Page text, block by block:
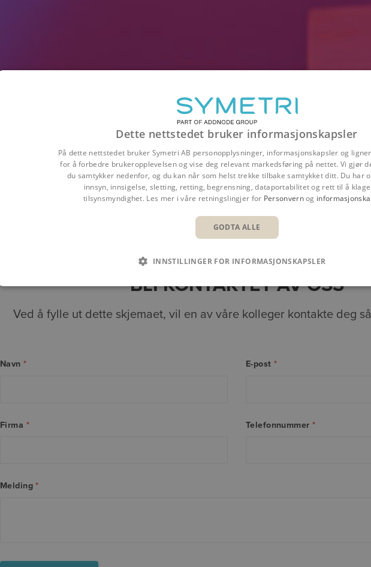
Oversikt Fordeler Funksjoner
BLI KONTAKTET AV OSS
Ved å fylle ut dette skjemaet, vil en av våre kolleger kontakte deg
Navn* E-post*
Firma * Telefonnummer*
Melding*
Dette nettstedet bruker informasjonskapsler
På dette nettstedet bruker Symetri AB personopplysninger, informasjonskapsler og
for å forbedre brukeropplevelsen og vise deg relevant markedsføring på nettet. Vi gjør
du samtykker nedenfor, og du kan når som helst trekke tilbake samtykket ditt. Du har
innsyn, innsigelse, sletting, retting, begrensning, dataportabilitet og rett til å
tilsynsmyndighet. Les mer i våre retningslingjer for Personvernog
GODTA ALLE
INNSTILLINGER FOR INFORMASJONSKAPSLER